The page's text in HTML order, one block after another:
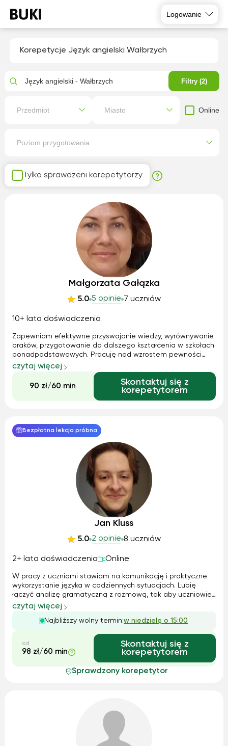
Logowanie
Korepetycje Język angielski Wałbrzych
Tylko sprawdzeni korepetytorzy
Małgorzata Gałązka
5.0 5 opinie 7 uczniów
10+ lata doświadczenia
Zapewniam efektywne przyswajanie wiedzy, wyrównywanie
braków, przygotowanie do dalszego kształcenia w szkołach
ponadpodstawowych. Pracuję nad wzrostem pewności
siebie i wiary we własne możliwości. Dbam o odpowiedni
dobór metod oraz przyjazną atmosferę. Jeśli Twoje dziecko
ma problemy w przyswajaniu ...
czytaj więcej
90 zł/60 min
Skontaktuj się z
korepetytorem
Bezpłatna lekcja próbna
Jan Kluss
5.0 2 opinie 8 uczniów
2+ lata doświadczenia Online
W pracy z uczniami stawiam na komunikację i praktyczne
wykorzystanie języka w codziennych sytuacjach. Lubię
łączyć analizę gramatyczną z rozmową, tak aby uczniowie
zyskiwali swobodę mówienia, a jednocześnie rozumieli
zasady, które stoją za poprawnymi wypowiedziami. Zawsze
staram się dostosować tempo...
czytaj więcej
Najbliższy wolny termin:w niedzielę o 15:00
od
98 zł/60 min
Skontaktuj się z
korepetytorem
Sprawdzony korepetytor
Język angielski - Wałbrzych Filtry (2)
Przedmiot Miasto Online
Poziom przygotowania